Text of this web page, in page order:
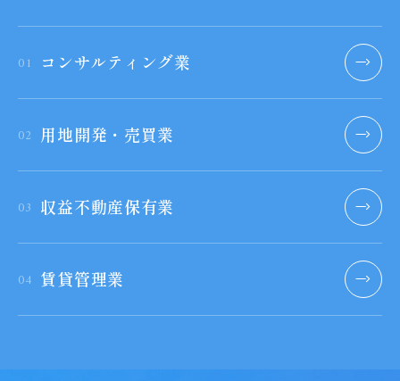
コンサルティング業
用地開発・売買業
収益不動産保有業
賃貸管理業